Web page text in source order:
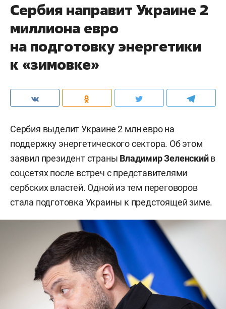
Сербия направит Украине 2
миллиона евро
на подготовку энергетики
к «зимовке»
Сербия выделит Украине 2 млн евро на
поддержку энергетического сектора. Об этом
заявил президент страны Владимир Зеленскийв
соцсетях после встреч с представителями
сербских властей. Одной из тем переговоров
стала подготовка Украины к предстоящей зиме.